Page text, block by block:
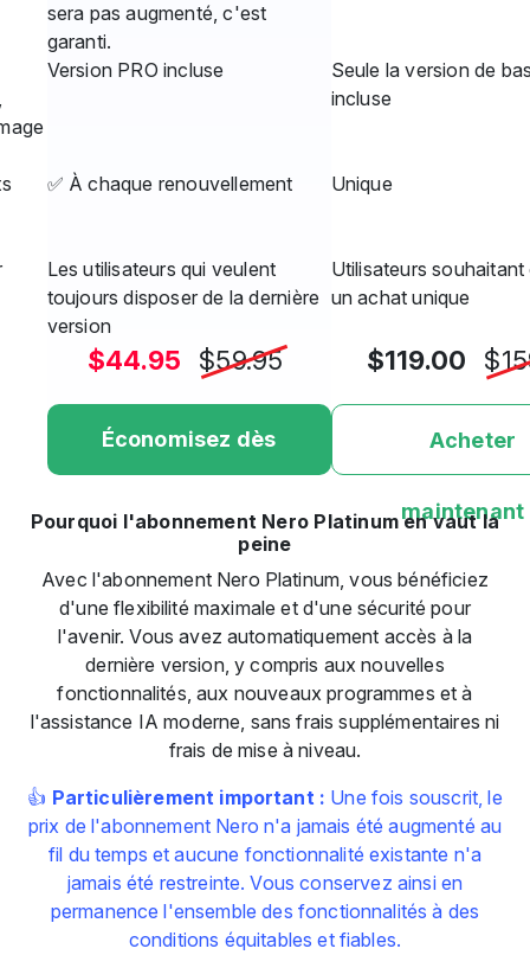
sera pas augmenté, c'est
garanti.
Version PRO incluse
Seule la version de
incluse
✅ À chaque renouvellement Unique
Les utilisateurs qui veulent
toujours disposer de la dernière
version
Utilisateurs
un achat unique
$44.95 $59.95
Économisez dès
maintenant »
$119.00
Acheter
maintenant
Pourquoi l'abonnement Nero Platinum en vaut la
peine
Avec l'abonnement Nero Platinum, vous bénéficiez
d'une flexibilité maximale et d'une sécurité pour
l'avenir. Vous avez automatiquement accès à la
dernière version, y compris aux nouvelles
fonctionnalités, aux nouveaux programmes et à
l'assistance IA moderne, sans frais supplémentaires ni
frais de mise à niveau.
👍 Particulièrement important : Une fois souscrit, le
prix de l'abonnement Nero n'a jamais été augmenté au
fil du temps et aucune fonctionnalité existante n'a
jamais été restreinte. Vous conservez ainsi en
permanence l'ensemble des fonctionnalités à des
conditions équitables et fiables.